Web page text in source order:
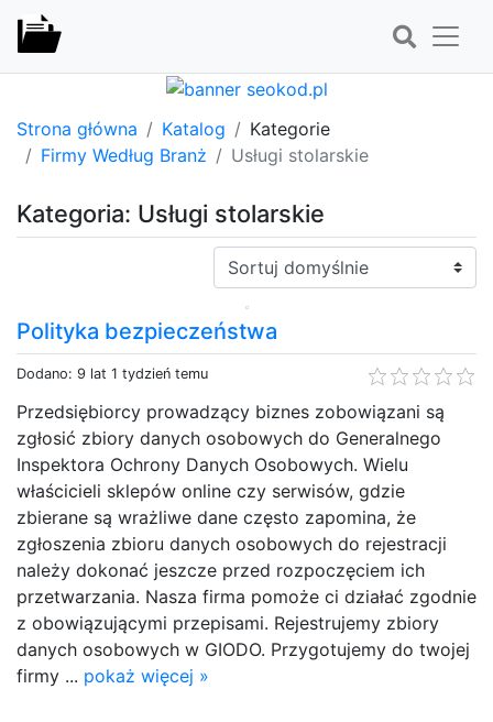
Strona główna Katalog
Kategorie
Firmy Według Branż
Usługi stolarskie
Kategoria: Usługi stolarskie
Sortuj:
Polityka bezpieczeństwa
Dodano: 9 lat 1 tydzień temu
Przedsiębiorcy prowadzący biznes zobowiązani są
zgłosić zbiory danych osobowych do Generalnego
Inspektora Ochrony Danych Osobowych. Wielu
właścicieli sklepów online czy serwisów, gdzie
zbierane są wrażliwe dane często zapomina, że
zgłoszenia zbioru danych osobowych do rejestracji
należy dokonać jeszcze przed rozpoczęciem ich
przetwarzania. Nasza firma pomoże ci działać zgodnie
z obowiązującymi przepisami. Rejestrujemy zbiory
danych osobowych w GIODO. Przygotujemy do twojej
firmy ... pokaż więcej »